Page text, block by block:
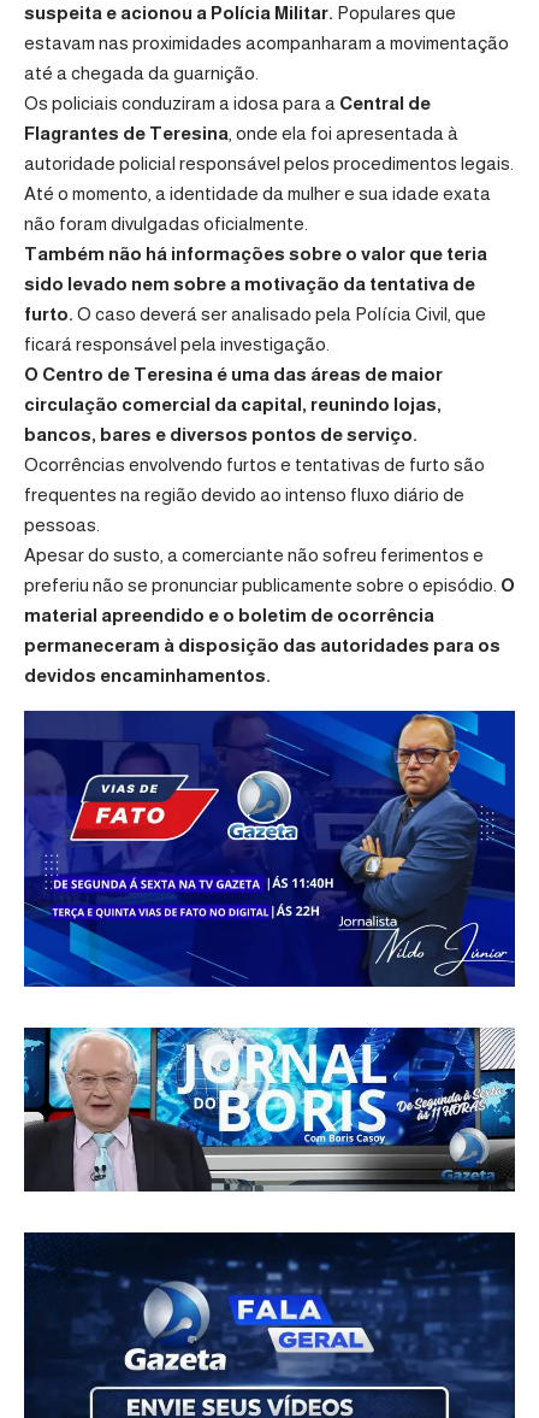
suspeita e acionou a Polícia Militar. Populares que
estavam nas proximidades acompanharam a movimentação
até a chegada da guarnição.
Os policiais conduziram a idosa para a Central de
Flagrantes de Teresina , onde ela foi apresentada à
autoridade policial responsável pelos procedimentos legais.
Até o momento, a identidade da mulher e sua idade exata
não foram divulgadas oficialmente.
Também não há informações sobre o valor que teria
sido levado nem sobre a motivação da tentativa de
furto. O caso deverá ser analisado pela Polícia Civil, que
ficará responsável pela investigação.
O Centro de Teresina é uma das áreas de maior
circulação comercial da capital, reunindo lojas,
bancos, bares e diversos pontos de serviço.
Ocorrências envolvendo furtos e tentativas de furto são
frequentes na região devido ao intenso fluxo diário de
pessoas.
Apesar do susto, a comerciante não sofreu ferimentos e
preferiu não se pronunciar publicamente sobre o episódio. O
material apreendido e o boletim de ocorrência
permaneceram à disposição das autoridades para os
devidos encaminhamentos.